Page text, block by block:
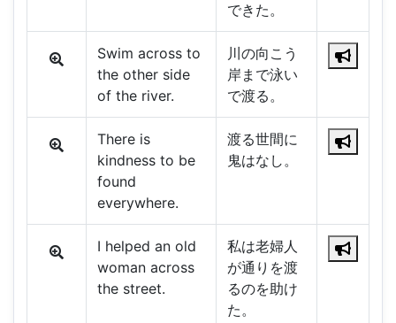
できた。
Swim across to
the other side
of the river.
川の向こう
岸まで泳い
で渡る。
There is
kindness to be
found
everywhere.
渡る世間に
鬼はなし。
I helped an old
woman across
the street.
私は老婦人
が通りを渡
るのを助け
た。